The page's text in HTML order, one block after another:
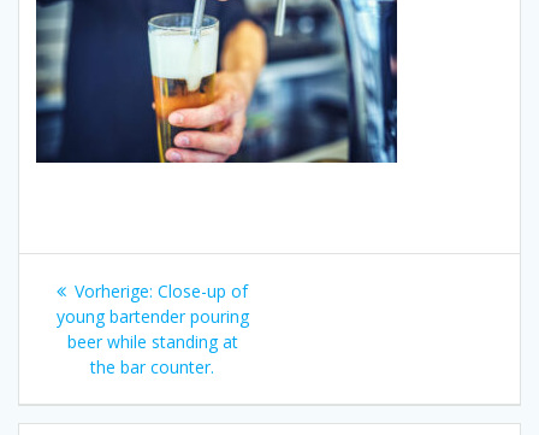
Beitragsnavigation
Vorherige: Vorheriger
Beitrag:
Close-up of
young bartender pouring
beer while standing at
the bar counter.